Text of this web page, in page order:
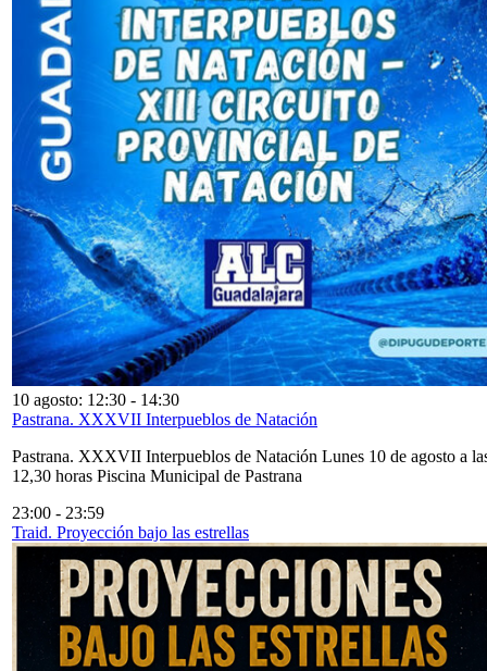
10 agosto: 12:30 - 14:30
Pastrana. XXXVII Interpueblos de Natación
Pastrana. XXXVII Interpueblos de Natación Lunes 10 de agosto a
12,30 horas Piscina Municipal de Pastrana
23:00 - 23:59
Traid. Proyección bajo las estrellas